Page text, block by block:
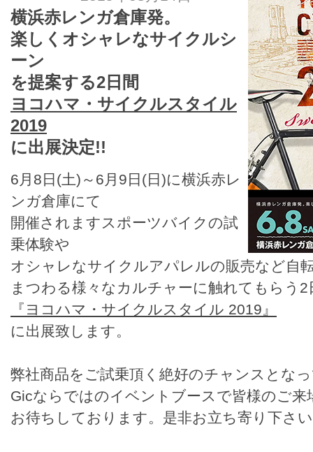
横浜赤レンガ倉庫発。
楽しくオシャレなサイクルシ
ーン
を提案する2日間
ヨコハマ・サイクルスタイル
2019
に出展決定!!
6月8日(土)～6月9日(日)に横浜赤レ
ンガ倉庫にて
開催されますスポーツバイクの試
乗体験や
オシャレなサイクルアパレルの販売など自
まつわる様々なカルチャーに触れてもらう2
『ヨコハマ・サイクルスタイル 2019』
に出展致します。
弊社商品をご試乗頂く絶好のチャンスとな
Gicならではのイベントブースで皆様のご来
お待ちしております。是非お立ち寄り下さ